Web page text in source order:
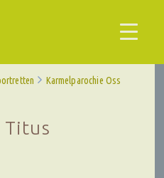
Karmelparochie Oss
Titus